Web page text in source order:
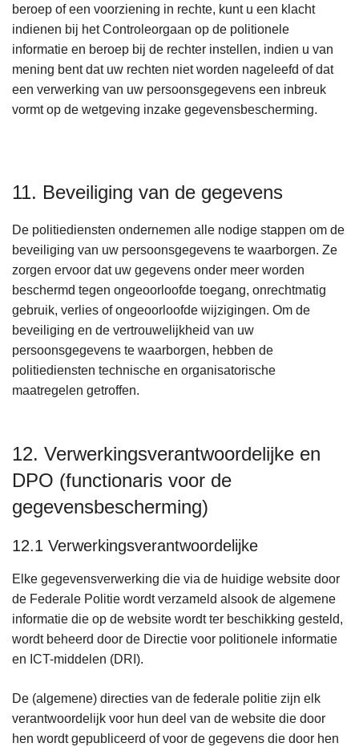
beroep of een voorziening in rechte, kunt u een klacht
indienen bij het Controleorgaan op de politionele
informatie en beroep bij de rechter instellen, indien u van
mening bent dat uw rechten niet worden nageleefd of dat
een verwerking van uw persoonsgegevens een inbreuk
vormt op de wetgeving inzake gegevensbescherming.
11. Beveiliging van de gegevens
De politiediensten ondernemen alle nodige stappen om de
beveiliging van uw persoonsgegevens te waarborgen. Ze
zorgen ervoor dat uw gegevens onder meer worden
beschermd tegen ongeoorloofde toegang, onrechtmatig
gebruik, verlies of ongeoorloofde wijzigingen. Om de
beveiliging en de vertrouwelijkheid van uw
persoonsgegevens te waarborgen, hebben de
politiediensten technische en organisatorische
maatregelen getroffen.
12. Verwerkingsverantwoordelijke en
DPO (functionaris voor de
gegevensbescherming)
12.1 Verwerkingsverantwoordelijke
Elke gegevensverwerking die via de huidige website door
de Federale Politie wordt verzameld alsook de algemene
informatie die op de website wordt ter beschikking gesteld,
wordt beheerd door de Directie voor politionele informatie
en ICT-middelen (DRI).
De (algemene) directies van de federale politie zijn elk
verantwoordelijk voor hun deel van de website die door
hen wordt gepubliceerd of voor de gegevens die door hen